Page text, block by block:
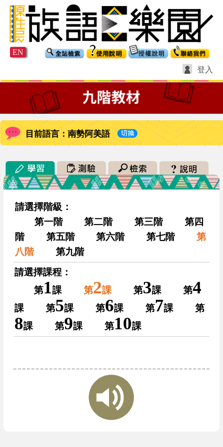
EN
登入
目前語言：南勢阿美語
請選擇階級：
第一階
第二階 第三階
第四
階
第五階 第六階 第七階
第
八階
第九階
請選擇課程：
第1課 第2課 第3課 第4
課 第5課 第6課 第7課 第
8課 第9課 第10課